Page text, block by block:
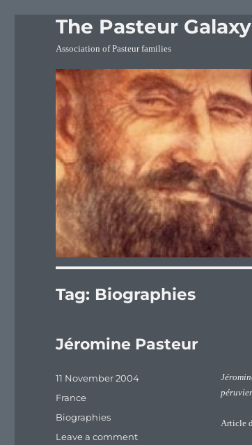
The Pasteur Galaxy
Association of Pasteur families
Tag: Biographies
Jéromine Pasteur
Article
Posted
11 November 2004
Categories
France
Tags
Biographies
Leave a commenton